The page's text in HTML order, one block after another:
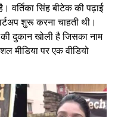
वर्तिका सिंह बीटेक की पढ़ाई
शुरू करना चाहती थी।
दुकान खोली है जिसका नाम
मीडिया पर एक वीडियो